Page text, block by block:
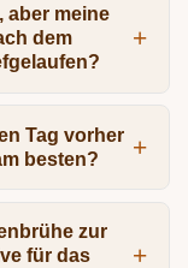
aber meine
dem
Tag vorher
besten?
zur
für das